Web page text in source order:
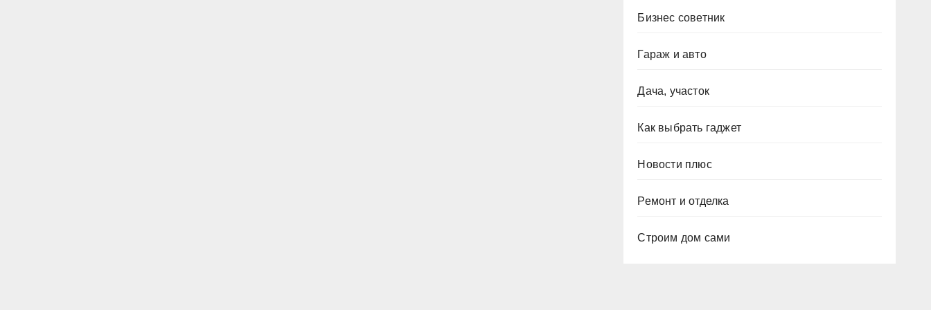
Бизнес советник
Гараж и авто
Дача, участок
Как выбрать гаджет
Новости плюс
Ремонт и отделка
Строим дом сами